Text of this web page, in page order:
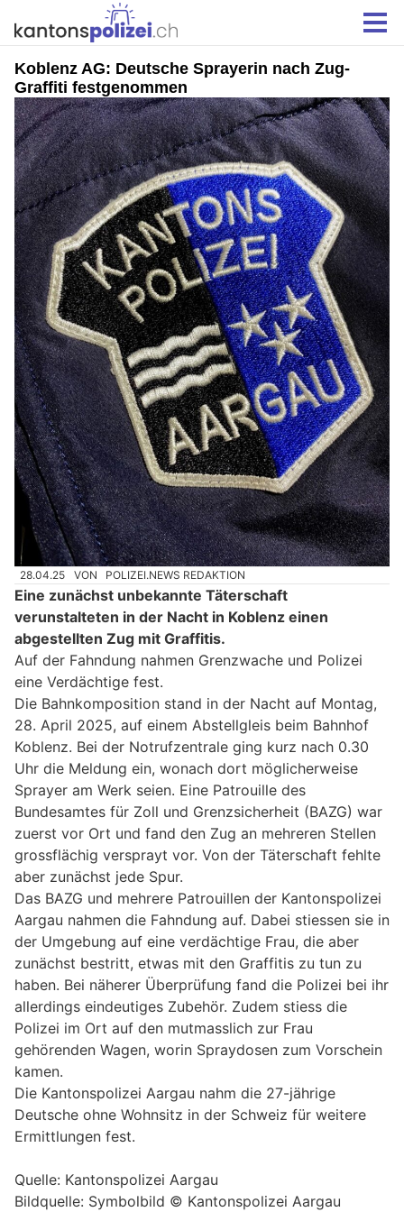
Koblenz AG: Deutsche Sprayerin nach Zug-
Graffiti festgenommen
28.04.25 VON POLIZEI.NEWS REDAKTION
Eine zunächst unbekannte Täterschaft
verunstalteten in der Nacht in Koblenz einen
abgestellten Zug mit Graffitis.
Auf der Fahndung nahmen Grenzwache und Polizei
eine Verdächtige fest.
Die Bahnkomposition stand in der Nacht auf Montag,
28. April 2025, auf einem Abstellgleis beim Bahnhof
Koblenz. Bei der Notrufzentrale ging kurz nach 0.30
Uhr die Meldung ein, wonach dort möglicherweise
Sprayer am Werk seien. Eine Patrouille des
Bundesamtes für Zoll und Grenzsicherheit (BAZG) war
zuerst vor Ort und fand den Zug an mehreren Stellen
grossflächig versprayt vor. Von der Täterschaft fehlte
aber zunächst jede Spur.
Das BAZG und mehrere Patrouillen der Kantonspolizei
Aargau nahmen die Fahndung auf. Dabei stiessen sie in
der Umgebung auf eine verdächtige Frau, die aber
zunächst bestritt, etwas mit den Graffitis zu tun zu
haben. Bei näherer Überprüfung fand die Polizei bei ihr
allerdings eindeutiges Zubehör. Zudem stiess die
Polizei im Ort auf den mutmasslich zur Frau
gehörenden Wagen, worin Spraydosen zum Vorschein
kamen.
Die Kantonspolizei Aargau nahm die 27-jährige
Deutsche ohne Wohnsitz in der Schweiz für weitere
Ermittlungen fest.
Quelle: Kantonspolizei Aargau
Bildquelle: Symbolbild © Kantonspolizei Aargau